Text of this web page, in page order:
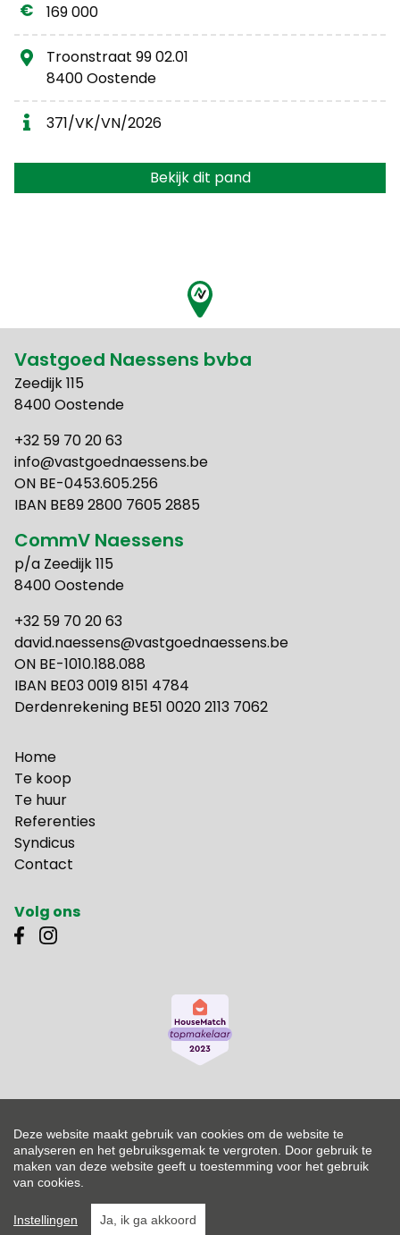
169 000
Troonstraat 99 02.01
8400 Oostende
371/VK/VN/2026
Bekijk dit pand
Vastgoed Naessens bvba
Zeedijk 115
8400 Oostende
+32 59 70 20 63
info@vastgoednaessens.be
ON BE-0453.605.256
IBAN BE89 2800 7605 2885
CommV Naessens
p/a Zeedijk 115
8400 Oostende
+32 59 70 20 63
david.naessens@vastgoednaessens.be
ON BE-1010.188.088
IBAN BE03 0019 8151 4784
Derdenrekening BE51 0020 2113 7062
Home
Te koop
Te huur
Referenties
Syndicus
Contact
Volg ons
BTW-BE 0453.605.256
Toezichthoudende autoriteit: Beroepsinstituut van Vastgoedmakelaars,
Luxemburgstraat 16 B te 1000 Brussel - Onderworpen aan de deontologische
code van het BIV - Lid BIV - Lid CIB
Design by DENK! Creatieve marketing
Disclaimer| Privacy policy|Sitemap
Deze website maakt gebruik van cookies om de website te
analyseren en het gebruiksgemak te vergroten. Door gebruik te
maken van deze website geeft u toestemming voor het gebruik
van cookies.
Instellingen Ja, ik ga akkoord